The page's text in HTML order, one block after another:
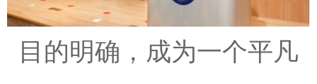
目的明确，成为一个平凡